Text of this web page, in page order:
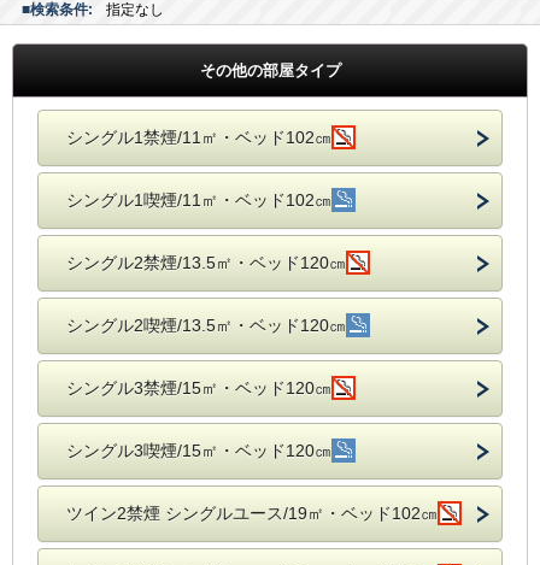
■検索条件: 指定なし
その他の部屋タイプ
シングル1禁煙/11㎡・ベッド102㎝
シングル1喫煙/11㎡・ベッド102㎝
シングル2禁煙/13.5㎡・ベッド120㎝
シングル2喫煙/13.5㎡・ベッド120㎝
シングル3禁煙/15㎡・ベッド120㎝
シングル3喫煙/15㎡・ベッド120㎝
ツイン2禁煙 シングルユース/19㎡・ベッド102㎝